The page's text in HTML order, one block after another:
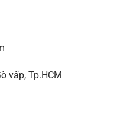
vấp, Tp.HCM